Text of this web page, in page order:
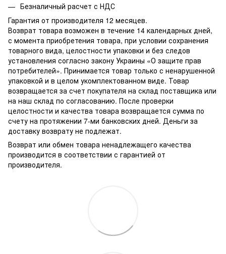
Безналичный расчет с НДС
Гарантия от производителя 12 месяцев.
Возврат товара возможен в течение 14 календарных дней,
с момента приобретения товара, при условии сохранения
товарного вида, целостности упаковки и без следов
установления согласно закону Украины «О защите прав
потребителей». Принимается товар только с ненарушенной
упаковкой и в целом укомплектованном виде. Товар
возвращается за счет покупателя на склад поставщика или
на наш склад по согласованию. После проверки
целостности и качества товара возвращается сумма по
счету на протяжении 7-ми банковских дней. Деньги за
доставку возврату не подлежат.
Возврат или обмен товара ненадлежащего качества
производится в соответствии с гарантией от
производителя.